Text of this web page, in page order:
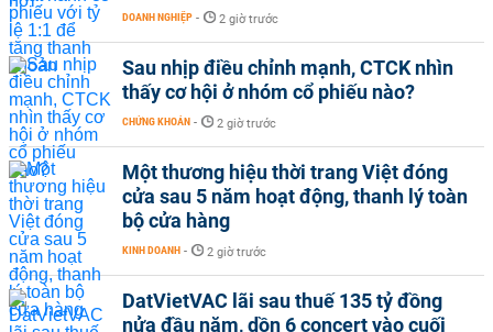
DOANH NGHIỆP - 2 giờ trước
Sau nhịp điều chỉnh mạnh, CTCK nhìn
thấy cơ hội ở nhóm cổ phiếu nào?
CHỨNG KHOÁN - 2 giờ trước
Một thương hiệu thời trang Việt đóng
cửa sau 5 năm hoạt động, thanh lý toàn
bộ cửa hàng
KINH DOANH - 2 giờ trước
DatVietVAC lãi sau thuế 135 tỷ đồng
nửa đầu năm, dồn 6 concert vào cuối